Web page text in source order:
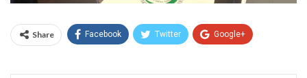
Share Facebook Twitter Google+